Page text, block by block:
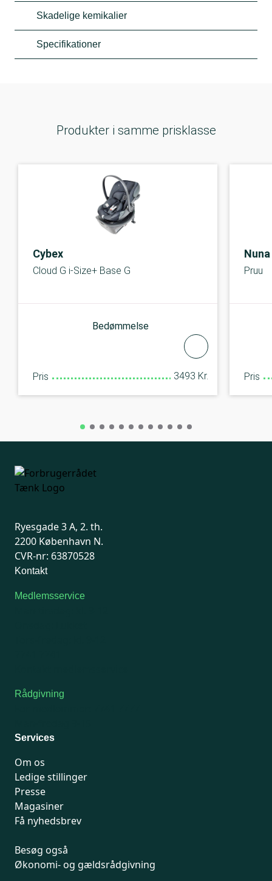
Skadelige kemikalier
Specifikationer
Produkter i samme prisklasse
Cybex
Cloud G i-Size+ Base G
Bedømmelse
Pris 3493 Kr.
Nuna
Pruu
Pris
Ryesgade 3 A, 2. th.
2200 København N.
CVR-nr: 63870528
Kontakt
Medlemsservice
Rådgivning
Services
Om os
Ledige stillinger
Presse
Magasiner
Få nyhedsbrev
Besøg også
Økonomi- og gældsrådgivning